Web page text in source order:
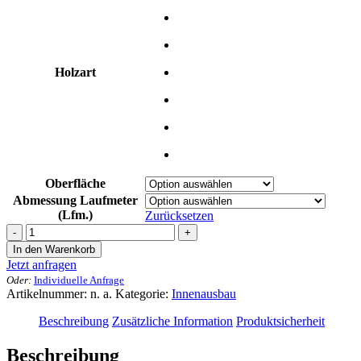
Holzart
Oberfläche
Abmessung Laufmeter
(Lfm.)
Zurücksetzen
Innenausbau
Sonderprofil
Stilo
12
x
30
mm
Menge
In den Warenkorb
Jetzt anfragen
Oder: Individuelle Anfrage
Artikelnummer: n. a. Kategorie: Innenausbau
Beschreibung Zusätzliche Information Produktsicherheit
Beschreibung